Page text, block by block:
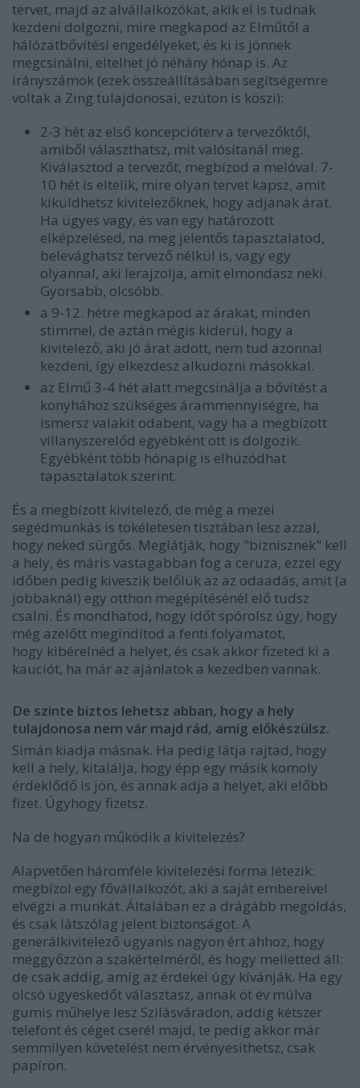
tervet, majd az alvállalkozókat, akik el is tudnak
kezdeni dolgozni, mire megkapod az Elműtől a
hálózatbővítési engedélyeket, és ki is jönnek
megcsinálni, eltelhet jó néhány hónap is. Az
irányszámok (ezek összeállításában segítségemre
voltak a Zing tulajdonosai, ezúton is köszi):
2-3 hét az első koncepcióterv a tervezőktől,
amiből választhatsz, mit valósítanál meg.
Kiválasztod a tervezőt, megbízod a melóval. 7-
10 hét is eltelik, mire olyan tervet kapsz, amit
kiküldhetsz kivitelezőknek, hogy adjanak árat.
Ha ügyes vagy, és van egy határozott
elképzelésed, na meg jelentős tapasztalatod,
belevághatsz tervező nélkül is, vagy egy
olyannal, aki lerajzolja, amit elmondasz neki.
Gyorsabb, olcsóbb.
a 9-12. hétre megkapod az árakat, minden
stimmel, de aztán mégis kiderül, hogy a
kivitelező, aki jó árat adott, nem tud azonnal
kezdeni, így elkezdesz alkudozni másokkal.
az Elmű 3-4 hét alatt megcsinálja a bővítést a
konyhához szükséges árammennyiségre, ha
ismersz valakit odabent, vagy ha a megbízott
villanyszerelőd egyébként ott is dolgozik.
Egyébként több hónapig is elhúzódhat
tapasztalatok szerint.
És a megbízott kivitelező, de még a mezei
segédmunkás is tökéletesen tisztában lesz azzal,
hogy neked sürgős. Meglátják, hogy "biznisznek" kell
a hely, és máris vastagabban fog a ceruza, ezzel egy
időben pedig kiveszik belőlük az az odaadás, amit (a
jobbaknál) egy otthon megépítésénél elő tudsz
csalni. És mondhatod, hogy időt spórolsz úgy, hogy
még azelőtt megindítod a fenti folyamatot,
hogy kibérelnéd a helyet, és csak akkor fizeted ki a
kauciót, ha már az ajánlatok a kezedben vannak.
De szinte biztos lehetsz abban, hogy a hely
tulajdonosa nem vár majd rád, amíg előkészülsz.
Simán kiadja másnak. Ha pedig látja rajtad, hogy
kell a hely, kitalálja, hogy épp egy másik komoly
érdeklődő is jön, és annak adja a helyet, aki előbb
fizet. Úgyhogy fizetsz.
Na de hogyan működik a kivitelezés?
Alapvetően háromféle kivitelezési forma létezik:
megbízol egy fővállalkozót, aki a saját embereivel
elvégzi a munkát. Általában ez a drágább megoldás,
és csak látszólag jelent biztonságot. A
generálkivitelező ugyanis nagyon ért ahhoz, hogy
meggyőzzön a szakértelméről, és hogy melletted áll:
de csak addig, amíg az érdekei úgy kívánják. Ha egy
olcsó ügyeskedőt választasz, annak öt év múlva
gumis műhelye lesz Szilásváradon, addig kétszer
telefont és céget cserél majd, te pedig akkor már
semmilyen követelést nem érvényesíthetsz, csak
papíron.